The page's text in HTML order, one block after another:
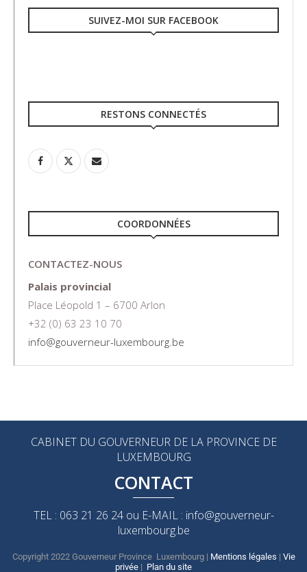
SUIVEZ-MOI SUR FACEBOOK
RESTONS CONNECTÉS
COORDONNÉES
CONTACTEZ-NOUS
Palais provincial
Place Léopold 1 – 6700 Arlon
+32 (0) 63 23 10 70
info@gouverneur-luxembourg.be
CABINET DU GOUVERNEUR DE LA PROVINCE DE
LUXEMBOURG
CONTACT
TEL : 063 21 26 24 ou E-MAIL : info@gouverneur-
luxembourg.be
Copyright 2022 Gouverneur Province Luxembourg | Mentions légales | Vie
privée | Plan du site